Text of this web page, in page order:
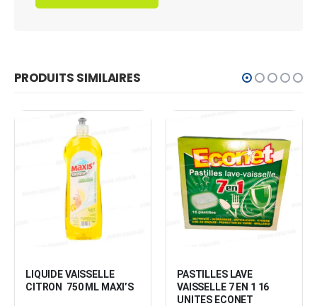
PRODUITS SIMILAIRES
LIQUIDE VAISSELLE
CITRON  750 ML MAXI’S
PASTILLES LAVE
VAISSELLE 7 EN 1 16
UNITES ECONET